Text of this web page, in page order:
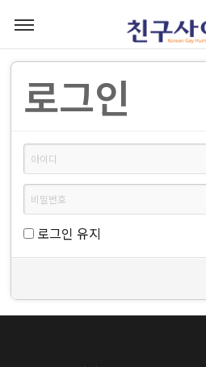
로그인
로그인 유지